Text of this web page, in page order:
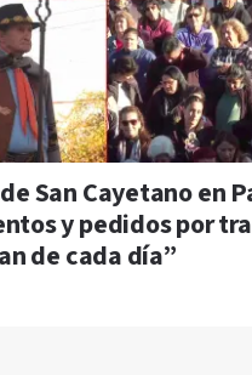
San Cayetano en
y pedidos por
de cada día”